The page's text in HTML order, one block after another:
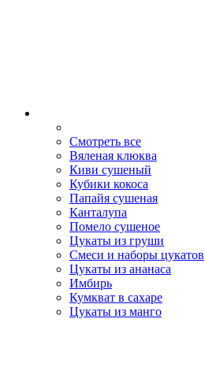
Смотреть все
Вяленая клюква
Киви сушеный
Кубики кокоса
Папайя сушеная
Канталупа
Помело сушеное
Цукаты из груши
Смеси и наборы цукатов
Цукаты из ананаса
Имбирь
Кумкват в сахаре
Цукаты из манго